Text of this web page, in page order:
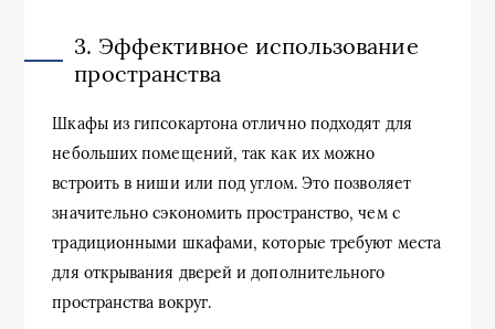
3. Эффективное использование
пространства
Шкафы из гипсокартона отлично подходят для
небольших помещений, так как их можно
встроить в ниши или под углом. Это позволяет
значительно сэкономить пространство, чем с
традиционными шкафами, которые требуют места
для открывания дверей и дополнительного
пространства вокруг.